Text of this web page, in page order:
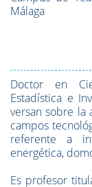
Málaga
Doctor en
Estadística e
versan sobre la
campos
referente a
energética,
Es profesor